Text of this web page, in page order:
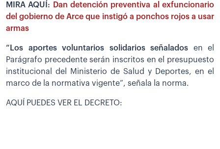
MIRA AQUÍ:
Dan detención preventiva al exfuncionario
del gobierno de Arce que instigó a ponchos rojos a usar
armas
“Los aportes voluntarios solidarios señalados en el
Parágrafo precedente serán inscritos en el presupuesto
institucional del Ministerio de Salud y Deportes, en el
marco de la normativa vigente”, señala la norma.
AQUÍ PUEDES VER EL DECRETO: